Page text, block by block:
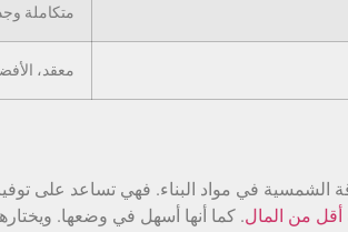
متكاملة
معقد،
أقل من المال. كما أنها أسهل في وضعها.